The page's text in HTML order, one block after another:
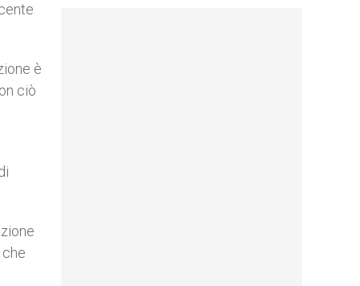
è
ciò